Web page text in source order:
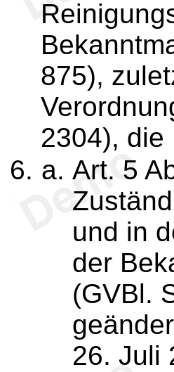
875),
2304), die
Art. 5
und in
der
(GVBl.
26. Juli